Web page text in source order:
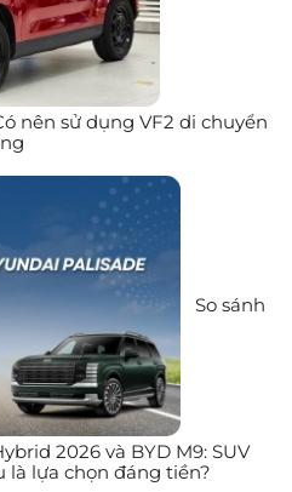
nên sử dụng VF2 di chuyển
So sánh
2026 và BYD M9: SUV
là lựa chọn đáng tiền?